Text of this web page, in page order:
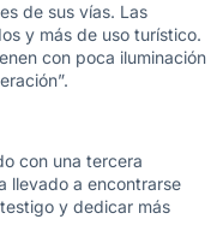
de sus vías. Las
y más de uso turístico.
con poca iluminación
con una tercera
llevado a encontrarse
y dedicar más